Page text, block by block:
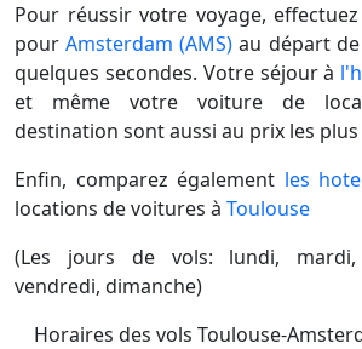
Pour réussir votre voyage,
pourAmsterdam (AMS) au départ de
quelques secondes. Votre séjour à
et même votre voiture de
destination sont aussi au prix les
Enfin, comparez également les
locations de voitures à Toulouse
(Les jours de vols: lundi, mardi,
vendredi, dimanche)
Horaires des vols Toulouse-